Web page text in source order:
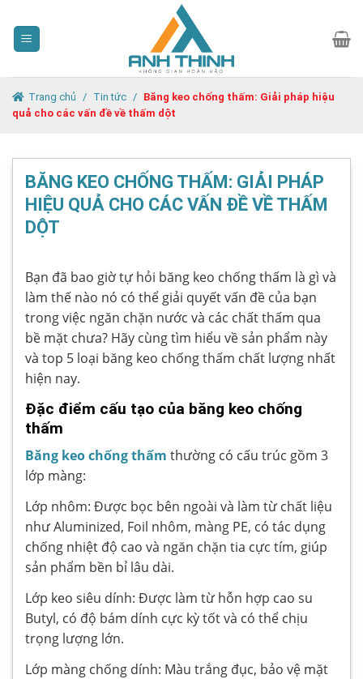
content
Trang chủ / Tin tức / Băng keo chống thấm: Giải pháp hiệu
quả cho các vấn đề về thấm dột
BĂNG KEO CHỐNG THẤM: GIẢI PHÁP
HIỆU QUẢ CHO CÁC VẤN ĐỀ VỀ THẤM
DỘT
Bạn đã bao giờ tự hỏi băng keo chống thấm là gì và
làm thế nào nó có thể giải quyết vấn đề của bạn
trong việc ngăn chặn nước và các chất thấm qua
bề mặt chưa? Hãy cùng tìm hiểu về sản phẩm này
và top 5 loại băng keo chống thấm chất lượng nhất
hiện nay.
Đặc điểm cấu tạo của băng keo chống
thấm
Băng keo chống thấm thường có cấu trúc gồm 3
lớp màng:
Lớp nhôm: Được bọc bên ngoài và làm từ chất liệu
như Aluminized, Foil nhôm, màng PE, có tác dụng
chống nhiệt độ cao và ngăn chặn tia cực tím, giúp
sản phẩm bền bỉ lâu dài.
Lớp keo siêu dính: Được làm từ hỗn hợp cao su
Butyl, có độ bám dính cực kỳ tốt và có thể chịu
trọng lượng lớn.
Lớp màng chống dính: Màu trắng đục, bảo vệ mặt